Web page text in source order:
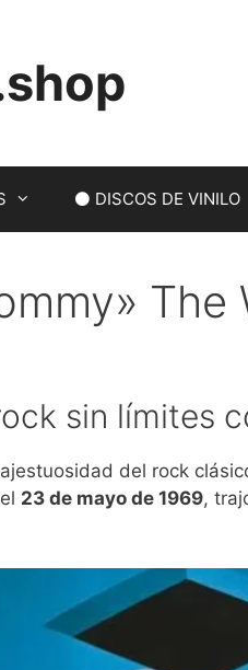
⚫ DISCOS DE VINILO
The
sin límites
del rock
23 de mayo de 1969,